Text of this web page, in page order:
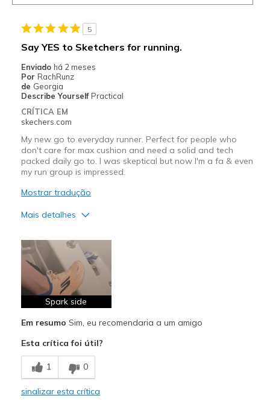
5
Say YES to Sketchers for running.
Enviado há 2 meses
Por RachRunz
de Georgia
Describe Yourself Practical
CRÍTICA EM
skechers.com
My new go to everyday runner. Perfect for people who
don't care for max cushion and need a solid and tech
packed daily go to. I was skeptical but now I'm a fa & even
my run group is impressed.
Mostrar tradução
Mais detalhes
Attractive Design
Breathe Well
Carbon plate
Comfortable
Comfortable upper
Durable
Everyday Trainer
Spark side
Em resumo Sim, eu recomendaria a um amigo
Esta crítica foi útil?
1 0
sinalizar esta crítica